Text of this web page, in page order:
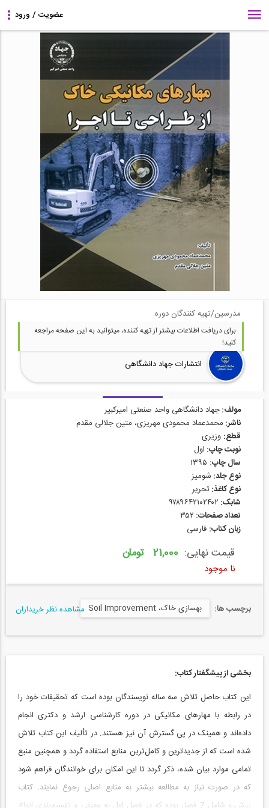
مدرسین/تهیه کنندگان دوره:
برای دریافت اطلاعات بیشتر از تهیه کننده، میتوانید به این صفحه مراجعه
کنید!
انتشارات جهاد دانشگاهی
مولف:جهاد دانشگاهی واحد صنعتی امیرکبیر
ناشر: محمدعماد محمودی مهریزی، متین جلالی مقدم
قطع: وزیری
نوبت چاپ: اول
سال چاپ:
نوع جلد: شومیز
نوع کاغذ:تحریر
شابک: ۹۷۸۹۶۴۲۱۰۲۴۰۲
تعداد صفحات: ۳۵۲
زبان کتاب: فارسی
قیمت نهایی: 21,000 تومان
نا موجود
برچسب ها: بهسازی خاک، Soil Improvement مشاهده نظر خریداران
بخشی از پیشگفتار کتاب:
این کتاب حاصل تلاش سه ساله نویسندگان بوده است که تحقیقات خود را
در رابطه با مهارهای مکانیکی در دوره کارشناسی ارشد و دکتری انجام
داده‌اند و همینک در پی گسترش آن نیز هستند. در تألیف این کتاب تلاش
شده است که از جدیدترین و کامل‌ترین منابع استفاده گردد و همچنین منبع
تمامی موارد بیان شده، ذکر گردد تا این امکان برای خوانندگان فراهم شود
که در صورت نیاز به مطالعه بیشتر به منابع اصلی رجوع نمایند. کتاب